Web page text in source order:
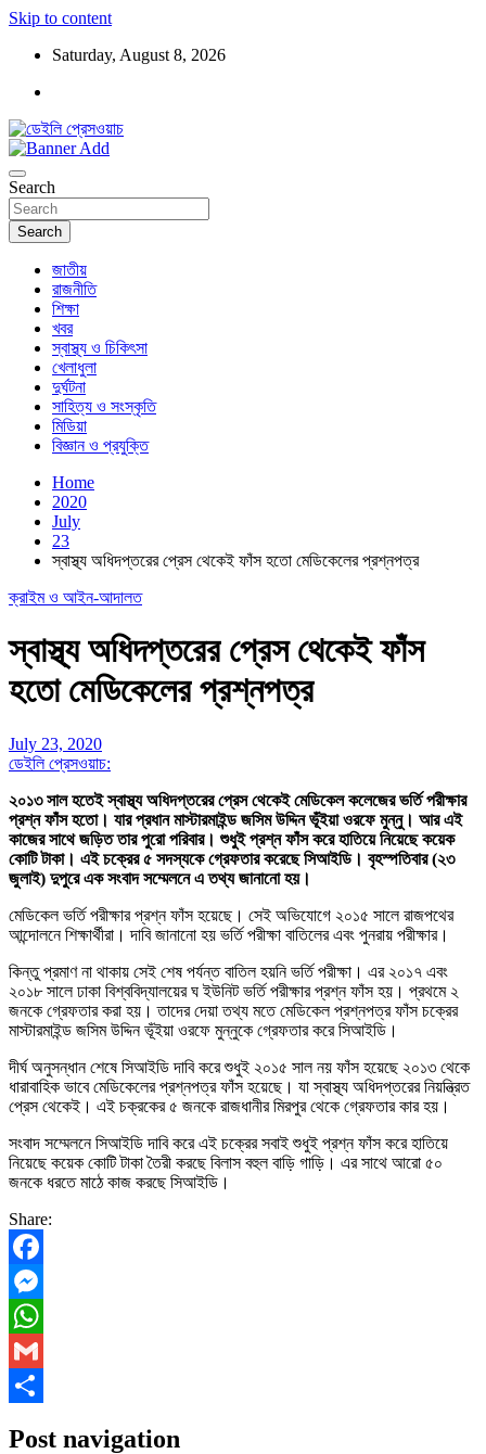
Skip to content
Saturday, August 8, 2026
ডেইলি প্রেসওয়াচ
Search
Search
জাতীয়
রাজনীতি
শিক্ষা
খবর
স্বাস্থ্য ও চিকিৎসা
খেলাধুলা
দুর্ঘটনা
সাহিত্য ও সংস্কৃতি
মিডিয়া
বিজ্ঞান ও প্রযুক্তি
Home
2020
July
23
স্বাস্থ্য অধিদপ্তরের প্রেস থেকেই ফাঁস হতো মেডিকেলের প্রশ্নপত্র
ক্রাইম ও আইন-আদালত
স্বাস্থ্য অধিদপ্তরের প্রেস থেকেই ফাঁস
হতো মেডিকেলের প্রশ্নপত্র
July 23, 2020
ডেইলি প্রেসওয়াচ:
২০১৩ সাল হতেই স্বাস্থ্য অধিদপ্তরের প্রেস থেকেই মেডিকেল কলেজের ভর্তি পরীক্ষার
প্রশ্ন ফাঁস হতো। যার প্রধান মাস্টারমাইন্ড জসিম উদ্দিন ভূঁইয়া ওরফে মুন্নু। আর এই
কাজের সাথে জড়িত তার পুরো পরিবার। শুধুই প্রশ্ন ফাঁস করে হাতিয়ে নিয়েছে কয়েক
কোটি টাকা। এই চক্রের ৫ সদস্যকে গ্রেফতার করেছে সিআইডি। বৃহস্পতিবার (২৩
জুলাই) দুপুরে এক সংবাদ সম্মেলনে এ তথ্য জানানো হয়।
মেডিকেল ভর্তি পরীক্ষার প্রশ্ন ফাঁস হয়েছে। সেই অভিযোগে ২০১৫ সালে রাজপথের
আন্দোলনে শিক্ষার্থীরা। দাবি জানানো হয় ভর্তি পরীক্ষা বাতিলের এবং পুনরায় পরীক্ষার।
কিন্তু প্রমাণ না থাকায় সেই শেষ পর্যন্ত বাতিল হয়নি ভর্তি পরীক্ষা। এর ২০১৭ এবং
২০১৮ সালে ঢাকা বিশ্ববিদ্যালয়ের ঘ ইউনিট ভর্তি পরীক্ষার প্রশ্ন ফাঁস হয়। প্রথমে ২
জনকে গ্রেফতার করা হয়। তাদের দেয়া তথ্য মতে মেডিকেল প্রশ্নপত্র ফাঁস চক্রের
মাস্টারমাইন্ড জসিম উদ্দিন ভূঁইয়া ওরফে মুন্নুকে গ্রেফতার করে সিআইডি।
দীর্ঘ অনুসন্ধান শেষে সিআইডি দাবি করে শুধুই ২০১৫ সাল নয় ফাঁস হয়েছে ২০১৩ থেকে
ধারাবাহিক ভাবে মেডিকেলের প্রশ্নপত্র ফাঁস হয়েছে। যা স্বাস্থ্য অধিদপ্তরের নিয়ন্ত্রিত
প্রেস থেকেই। এই চক্রকের ৫ জনকে রাজধানীর মিরপুর থেকে গ্রেফতার কার হয়।
সংবাদ সম্মেলনে সিআইডি দাবি করে এই চক্রের সবাই শুধুই প্রশ্ন ফাঁস করে হাতিয়ে
নিয়েছে কয়েক কোটি টাকা তৈরী করছে বিলাস বহুল বাড়ি গাড়ি। এর সাথে আরো ৫০
জনকে ধরতে মাঠে কাজ করছে সিআইডি।
Share:
Facebook
Messenger
WhatsApp
Gmail
Post navigation